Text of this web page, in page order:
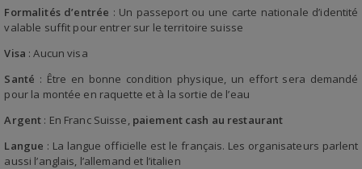
Formalités d’entrée : Un passeport ou une carte nationale d’identité
valable suffit pour entrer sur le territoire suisse
Visa : Aucun visa
Santé : Être en bonne condition physique, un effort sera demandé
pour la montée en raquette et à la sortie de l’eau
Argent : En Franc Suisse, paiement cash au restaurant
Langue : La langue officielle est le français. Les organisateurs parlent
aussi l’anglais, l’allemand et l’italien